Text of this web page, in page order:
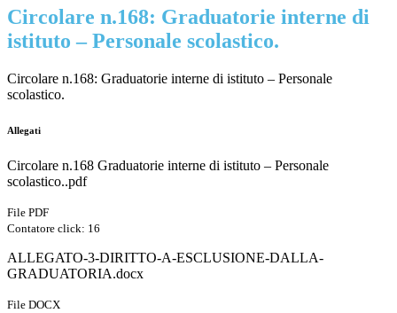
Circolare n.168: Graduatorie interne di
istituto – Personale scolastico.
Circolare n.168: Graduatorie interne di istituto – Personale
scolastico.
Allegati
Circolare n.168 Graduatorie interne di istituto – Personale
scolastico..pdf
File PDF
Contatore click: 16
ALLEGATO-3-DIRITTO-A-ESCLUSIONE-DALLA-
GRADUATORIA.docx
File DOCX